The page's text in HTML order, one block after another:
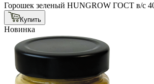
Горошек зеленый HUNGROW ГОСТ в/с
Купить
Новинка